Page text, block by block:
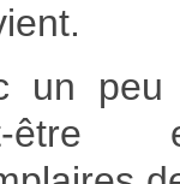
un
être